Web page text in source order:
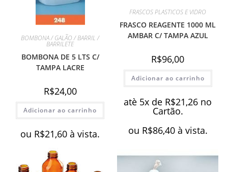
BOMBONA / GALÃO / BARRIL /
BARRILETE
BOMBONA DE 5 LTS C/
TAMPA LACRE
R$24,00
Adicionar ao carrinho
ou R$21,60 à vista.
FRASCOS PLASTICOS E VIDRO
FRASCO REAGENTE 1000 ML
AMBAR C/ TAMPA AZUL
R$96,00
Adicionar ao carrinho
atè 5x de R$21,26 no
Cartão.
ou R$86,40 à vista.